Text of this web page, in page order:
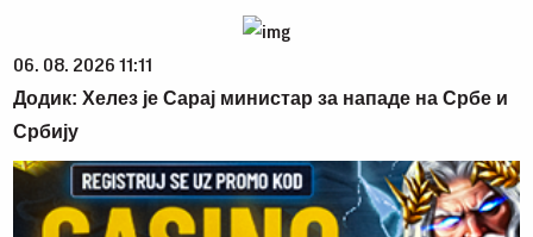
06. 08. 2026 11:11
Додик: Хелез је Сарај министар за нападе на Србе и
Србију